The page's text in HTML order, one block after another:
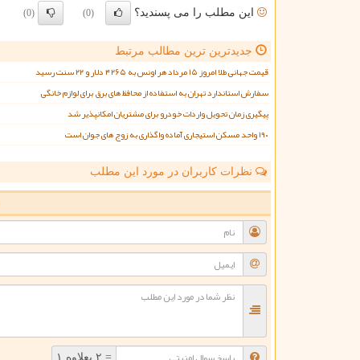
این مطلب را می پسندید؟ (0)
(0)
جدیدترین ترین مطالب مرتبط
قیمت جهانی طلا امروز ۱۵ مرداد هر اونس به ۴۲۶۵ دلار و ۲۲ سنت رسید
سفارش استاندارد تهران به استفاده از محافظ های برق برای لوازم خانگی
پیگیری زمان تحویل واردات خودرو برای مشتریان امکانپذیر شد
۱۹۰ واحد مسکن استیجاری آماده واگذاری به زوج های جوان است
نظرات کاربران در مورد این مطلب
= ۲ بعلاوه ۱